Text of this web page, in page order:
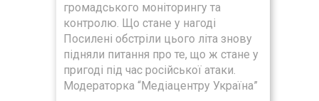
громадського моніторингу та
контролю. Що стане у нагоді
Посилені обстріли цього літа знову
підняли питання про те, що ж стане у
пригоді під час російської атаки.
Модераторка “Медіацентру Україна”